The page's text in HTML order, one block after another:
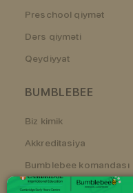
Preschool qiymət
Dərs qiyməti
Qeydiyyat
BUMBLEBEE
Biz kimik
Akkreditasiya
Bumblebee komandası
Bizim Müəllimlərimiz